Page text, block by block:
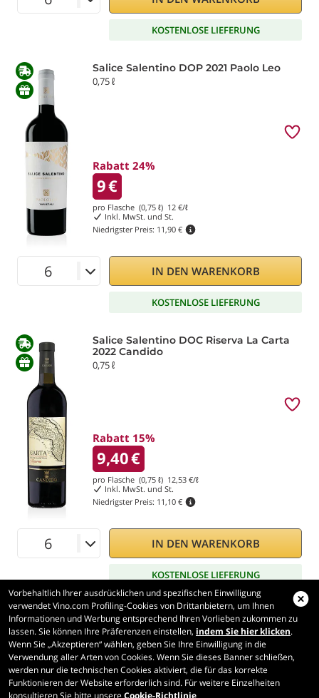
KOSTENLOSE LIEFERUNG
Salice Salentino DOP 2021 Paolo Leo
0,75 ℓ
Rabatt 24%
9€
pro Flasche (0,75 ℓ) 12 €/ℓ
Inkl. MwSt. und St.
Niedrigster Preis: 11,90 €
IN DEN WARENKORB
KOSTENLOSE LIEFERUNG
Salice Salentino DOC Riserva La Carta
2022 Candido
0,75 ℓ
Rabatt 15%
9,40€
pro Flasche (0,75 ℓ) 12,53 €/ℓ
Inkl. MwSt. und St.
Niedrigster Preis: 11,10 €
IN DEN WARENKORB
KOSTENLOSE LIEFERUNG
Vorbehaltlich Ihrer ausdrücklichen und spezifischen Einwilligung
verwendet Vino.com Profiling-Cookies von Drittanbietern, um Ihnen
Informationen und Werbung entsprechend Ihren Vorlieben zukommen zu
lassen. Sie können Ihre Präferenzen einstellen, indem Sie hier klicken.
Wenn Sie „Akzeptieren“ wählen, geben Sie Ihre Einwilligung in die
Verwendung aller Arten von Cookies. Wenn Sie dieses Banner schließen,
werden nur die technischen Cookies aktiviert, die für das korrekte
Funktionieren der Website erforderlich sind. Für weitere Einzelheiten
konsultieren Sie bitte unsereCookie-Richtlinie
Vino.com
Made with
in Tuscany
Seite erstellt in 239 ms